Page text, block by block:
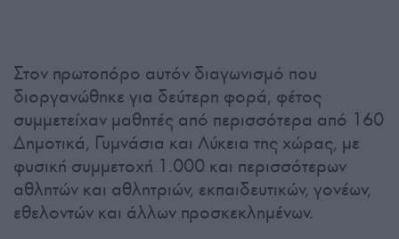
Στον πρωτοπόρο αυτόν διαγωνισμό που
διοργανώθηκε για δεύτερη φορά, φέτος
συμμετείχαν μαθητές από περισσότερα από 160
Δημοτικά, Γυμνάσια και Λύκεια της χώρας, με
φυσική συμμετοχή 1.000 και περισσότερων
αθλητών και αθλητριών, εκπαιδευτικών, γονέων,
εθελοντών και άλλων προσκεκλημένων.